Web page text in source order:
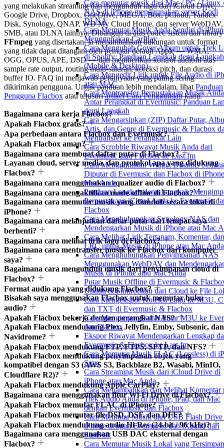
Cara memutar musik dari Mac / PC / Linux /
NAS di iPhone menggunakan server Kodi
DLNA
Cara Memutar Musik Anda Sendiri di
Menggunakan CarPlay
Cara Mengubah Cover Album untuk Trek
di Spotify: Panduan Langkah demi Langkah
(Mobile & Desktop)
Cara Mengedit Lirik untuk File Audio di
atau MAC
Cara Mentransfer Perpustakaan Musik Anda
Antar Perangkat di Evermusic: Panduan
demi Langkah
Cara Mengarsipkan (ZIP) Daftar Putar,
Artis, dan Genre di Evermusic & Flacbox
Mentransfer ke Perangkat Lain
Cara Scrobble Riwayat Musik Anda dari
Evermusic atau Flacbox ke Last.fm
Cara Menggunakan Widget Dinamis
Diputar di Evermusic dan Flacbox di
Mac Anda
Panduan Langkah demi Langkah:
Perpustakaan iCloud Anda ke Evermusic
Flacbox
Cara Menghubungkan Synology NAS dan
Mendengarkan Musik di iPhone atau Mac
Cara Melihat Lirik Tertanam, Komentar,
LRC untuk Musik di iPhone atau Mac Anda
Cara Menghubungkan Penyimpanan NAS
Menggunakan WebDAV dan
Musik di iPhone atau Mac Anda
Putar Musik Offline di Evermusic &
Unduh & Sinkronkan dari Cloud ke File
Cara Mengekspor Koleksi Lagu ke M3U,
dan TXT di Evermusic & Flacbox
Cara Mengimpor Daftar Putar M3U ke
dan Flacbox
Ekspor Riwayat Mendengarkan Lengkap
Evermusic & Flacbox ke Last.fm
Cara Memutar Musik FLAC (Lossless) di
Saya
Cara Streaming Musik dari iCloud Drive di
iPhone atau Mac Anda
Cara Menambahkan dan Melihat Komentar
Trek Audio Anda di iPhone, iPad, dan Mac
dengan Evermusic dan Flacbox
Cara Memutar Musik dari USB Flash
iPhone dengan Evermusic dan iXpand dari
SanDisk
Cara Memutar Musik Lokal yang
yang melakukan streaming dan mengunduh lagu dari iCloud Drive,
Google Drive, Dropbox, OneDrive, MEGA, Box, pCloud, Yandex
Disk, Synology, QNAP, WD My Cloud Home, dan server WebDAV,
SMB, atau DLNA lainnya. Dibangun di atas codec sistem dan library
FFmpeg yang disertakan, ia menambahkan dukungan untuk format
yang tidak dapat ditangani oleh pemutar default Apple — WMA,
OGG, OPUS, APE, DSD — dan memberikan kontrol audiofil atas
sample rate output, routing multi-saluran, koreksi pitch, dan durasi
buffer IO. FAQ ini menjawab pertanyaan yang paling sering
dikirimkan pengguna. Untuk panduan lebih mendalam, lihat Panduan
Pengguna Flacbox atau telusuriartikel Cara Penggunaankami.
Bagaimana cara kerja Flacbox?
Apakah Flacbox gratis?
Apa perbedaan antara Flacbox dan Evermusic?
Apakah Flacbox aman?
Bagaimana cara membuat daftar putar di Flacbox?
Layanan cloud, server media, dan protokol apa yang didukung
Flacbox?
Bagaimana cara menggunakan equalizer audio di Flacbox?
Bagaimana cara mengaktifkan mode offline di Flacbox?
Bagaimana cara memutar musik yang diunduh secara lokal di
iPhone?
Bagaimana cara melanjutkan daftar putar dari tempat saya
berhenti?
Bagaimana cara melihat lirik lagu di Flacbox?
Bagaimana cara mentransfer musik ke Flacbox dari komputer
saya?
Bagaimana cara mengunduh musik dari penyimpanan cloud di
Flacbox?
Format audio apa yang didukung Flacbox?
Bisakah saya menggunakan Flacbox untuk memutar buku
audio?
Apakah Flacbox bekerja dengan perangkat NAS?
Apakah Flacbox mendukung Plex, Jellyfin, Emby, Subsonic, dan
Navidrome?
Apakah Flacbox mendukung FTP, FTPS, SFTP, dan NFS?
Apakah Flacbox mendukung penyimpanan objek yang
kompatibel dengan S3 (AWS S3, Backblaze B2, Wasabi, MinIO,
Cloudflare R2)?
Apakah Flacbox mendukung Apple CarPlay?
Bagaimana cara menggunakan fitur Wi-Fi Drive di Flacbox?
Apakah Flacbox memutar FLAC di iPhone?
Apakah Flacbox memutar file DSD, DSF, dan DFF?
Apakah Flacbox mendukung audio Hi-Res (24-bit / 96 kHz)?
Bagaimana cara menggunakan USB DAC eksternal dengan
Flacbox?